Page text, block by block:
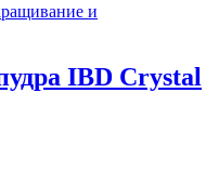
и
IBD Crystal